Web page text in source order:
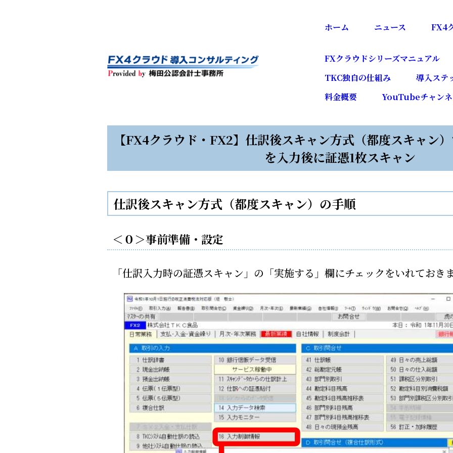
ホーム ニュース FX4
FXクラウドシリーズマニュアル
TKC独自の仕組み
導入ステ
料金概要
YouTubeチャン
【FX4クラウド・FX2】仕訳後スキャン方式（都度スキャン
を入力後に証憑1枚スキャン
仕訳後スキャン方式（都度スキャン）の手順
＜０＞事前準備・設定
「仕訳入力時の証憑スキャン」の「実施する」欄にチェックをいれておき